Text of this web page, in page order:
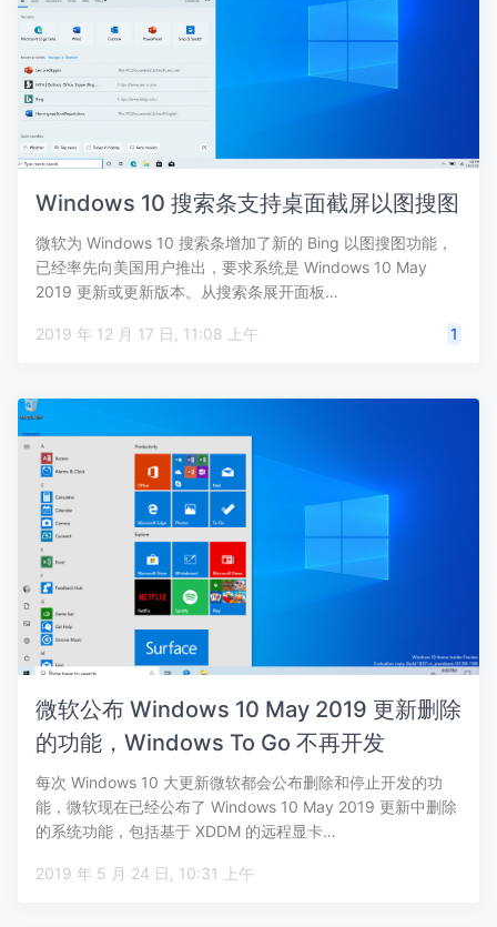
Windows 10 搜索条支持桌面截屏以图搜图
微软为 Windows 10 搜索条增加了新的 Bing 以图搜图功能，
已经率先向美国用户推出，要求系统是 Windows 10 May
2019 更新或更新版本。从搜索条展开面板…
2019 年 12 月 17 日, 11:08 上午 1
微软公布 Windows 10 May 2019 更新删除
的功能，Windows To Go 不再开发
每次 Windows 10 大更新微软都会公布删除和停止开发的功
能，微软现在已经公布了 Windows 10 May 2019 更新中删除
的系统功能，包括基于 XDDM 的远程显卡…
2019 年 5 月 24 日, 10:31 上午